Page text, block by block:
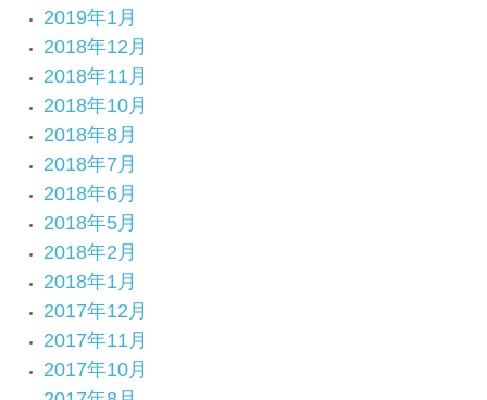
2019年1月
2018年12月
2018年11月
2018年10月
2018年8月
2018年7月
2018年6月
2018年5月
2018年2月
2018年1月
2017年12月
2017年11月
2017年10月